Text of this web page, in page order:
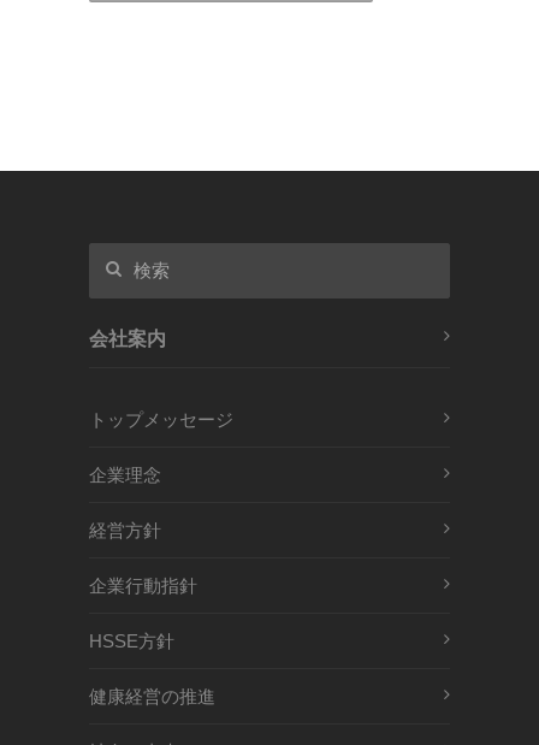
会社案内
トップメッセージ
企業理念
経営方針
企業行動指針
HSSE方針
健康経営の推進